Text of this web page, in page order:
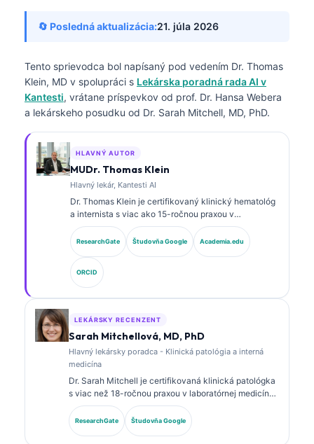
🔄 Posledná aktualizácia:21. júla 2026
Tento sprievodca bol napísaný pod vedením Dr. Thomas
Klein, MD v spolupráci s Lekárska poradná rada AI v
Kantesti, vrátane príspevkov od prof. Dr. Hansa Webera
a lekárskeho posudku od Dr. Sarah Mitchell, MD, PhD.
HLAVNÝ AUTOR
MUDr. Thomas Klein
Hlavný lekár, Kantesti AI
Dr. Thomas Klein je certifikovaný klinický hematológ
a internista s viac ako 15-ročnou praxou v
laboratórnej medicíne a analýze klinických údajov s
podporou AI. Ako hlavný lekársky riaditeľ v
spoločnosti Kantesti AI poskytuje klinický dohľad nad
medicínskou presnosťou proprietárnej neurónovej
siete. Dr. Klein publikoval rozsiahle práce o
interpretácii biomarkerov a laboratórnej diagnostike v
oblasti laboratórnej medicíny.
ResearchGate Študovňa Google Academia.edu
ORCID
LEKÁRSKY RECENZENT
Sarah Mitchellová, MD, PhD
Hlavný lekársky poradca - Klinická patológia a interná
medicína
Dr. Sarah Mitchell je certifikovaná klinická patológka
s viac než 18-ročnou praxou v laboratórnej medicíne
a diagnostickej analýze. Má špecializované
certifikácie v klinickej biochémii a rozsiahle
publikovala o paneloch biomarkerov a laboratórnej
ResearchGate Študovňa Google